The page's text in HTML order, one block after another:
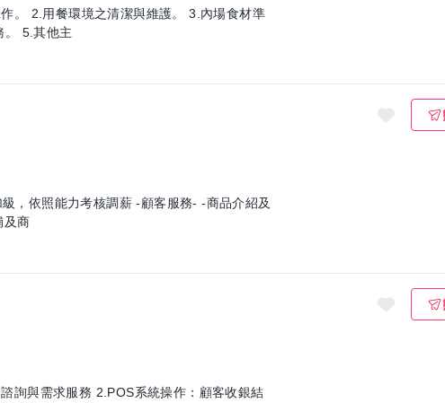
。 2.用餐環境之清潔與維護。 3.內場食材準
。 5.其他主
核調薪 -顧客服務- -商品介紹及
-維護店舖及商
詢與需求服務 2.POS系統操作：顧客收銀結